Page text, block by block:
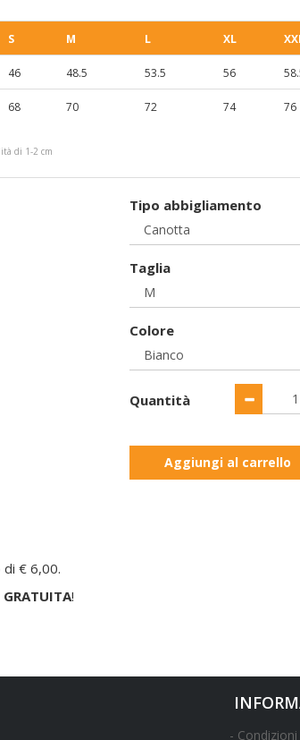
S M L XL
46 48.5 53.5 56
68 70 72 74 76
di 1-2 cm
Tipo abbigliamento
Taglia
Colore
Quantità
Aggiungi al carrello
di € 6,00.
GRATUITA!